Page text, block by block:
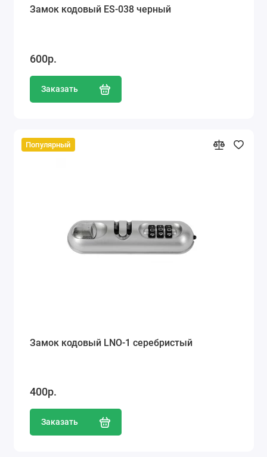
Замок кодовый ES-038 черный
600р.
Заказать
Популярный
Замок кодовый LNO-1 серебристый
400р.
Заказать